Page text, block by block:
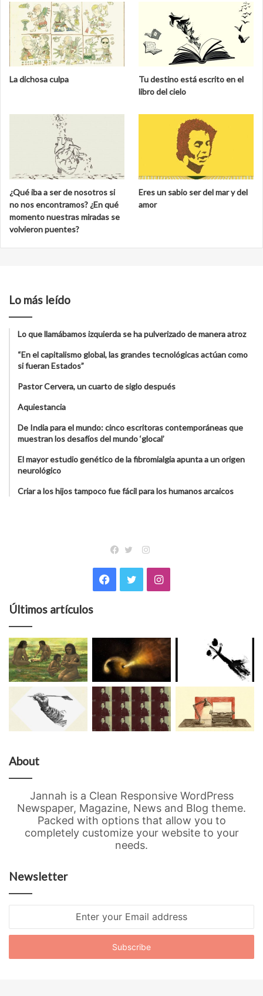
La dichosa culpa
Tu destino está escrito en el
libro del cielo
¿Qué iba a ser de nosotros si
no nos encontramos? ¿En qué
momento nuestras miradas se
volvieron puentes?
Eres un sabio ser del mar y del
amor
Lo más leído
Lo que llamábamos izquierda se ha pulverizado de manera atroz
“En el capitalismo global, las grandes tecnológicas actúan como
si fueran Estados”
Pastor Cervera, un cuarto de siglo después
Aquiestancia
De India para el mundo: cinco escritoras contemporáneas que
muestran los desafíos del mundo ‘glocal’
El mayor estudio genético de la fibromialgia apunta a un origen
neurológico
Criar a los hijos tampoco fue fácil para los humanos arcaicos
Instagram
Facebook
TwitterInstagram
Últimos artículos
About
Jannah is a Clean Responsive WordPress
Newspaper, Magazine, News and Blog theme.
Packed with options that allow you to
completely customize your website to your
needs.
Newsletter
Email